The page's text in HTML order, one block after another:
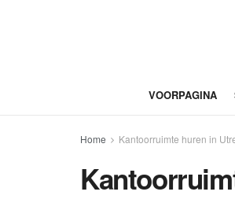
VOORPAGINA
Home Kantoorruimte huren in